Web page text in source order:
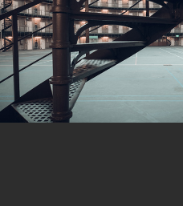
DE KOEPEL HAARLEM